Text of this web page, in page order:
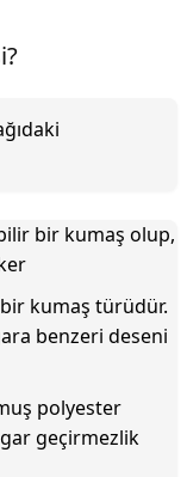
bir kumaş olup,
bir kumaş türüdür.
benzeri deseni
polyester
geçirmezlik